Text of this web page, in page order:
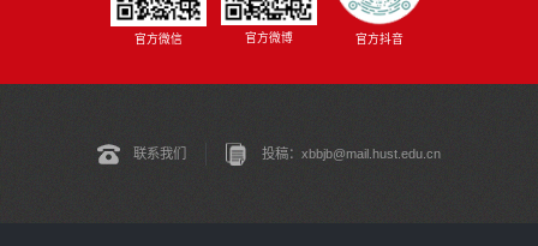
官方微信 官方微博 官方抖音
联系我们 投稿：xbbjb@mail.hust.edu.cn